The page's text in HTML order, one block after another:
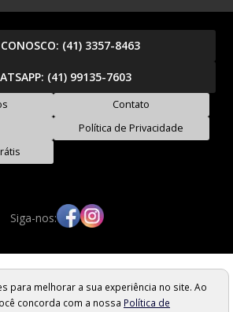
(41) 3357-8463
(41) 99135-7603
Contato
Política de Privacidade
Siga-nos:
- EIRELI - CNPJ: 17.390.094/0001-55
- Rebouças - Curitiba/PR - Cep: 80220-050
em estoque e condições de pagamento
valem necessariamente para nossa loja física e
para melhorar a sua experiência no site. Ao
concorda com a nossa Política de